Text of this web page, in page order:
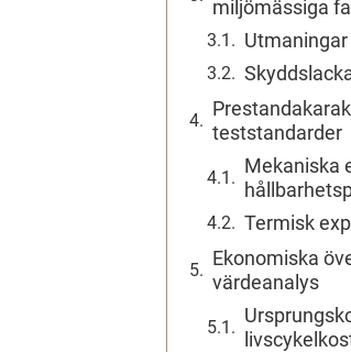
miljömässiga
teststandarder
Mekaniska
Termisk
Ekonomiska
värdeanalys